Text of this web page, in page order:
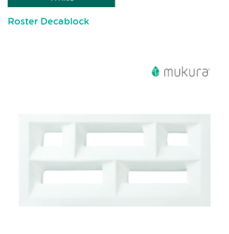
Roster Decablock